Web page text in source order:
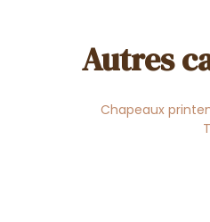
Autres
Chapeaux